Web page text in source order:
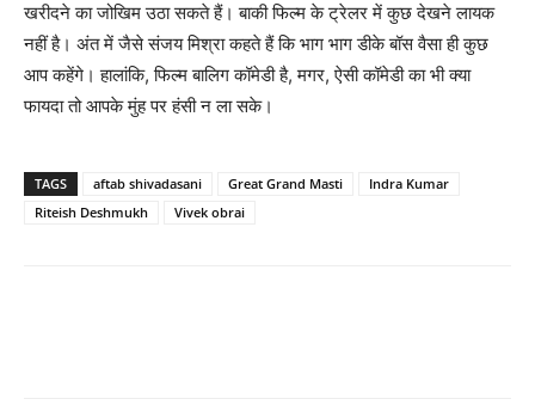
खरीदने का जोखिम उठा सकते हैं। बाकी फिल्‍म के ट्रेलर में कुछ देखने लायक
नहीं है। अंत में जैसे संजय मिश्रा कहते हैं कि भाग भाग डीके बॉस वैसा ही कुछ
आप कहेंगे। हालांकि, फिल्‍म बालिग कॉमेडी है, मगर, ऐसी कॉमेडी का भी क्‍या
फायदा तो आपके मुंह पर हंसी न ला सके।
TAGS aftab shivadasani Great Grand Masti
Indra Kumar
Riteish Deshmukh
Vivek obrai